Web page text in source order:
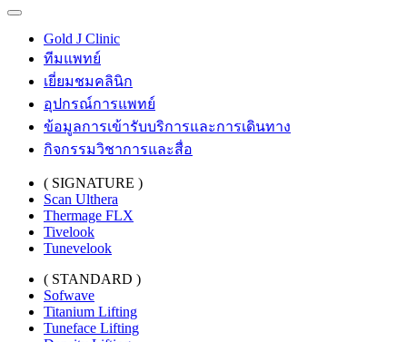
Gold J Clinic
ทีมแพทย์
เยี่ยมชมคลินิก
อุปกรณ์การแพทย์
ข้อมูลการเข้ารับบริการและการเดินทาง
กิจกรรมวิชาการและสื่อ
( SIGNATURE )
Scan Ulthera
Thermage FLX
Tivelook
Tunevelook
( STANDARD )
Sofwave
Titanium Lifting
Tuneface Lifting